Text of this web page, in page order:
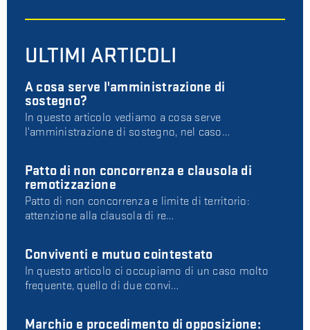
ULTIMI ARTICOLI
A cosa serve l'amministrazione di
sostegno?
In questo articolo vediamo a cosa serve
l'amministrazione di sostegno, nel caso…
Patto di non concorrenza e clausola di
remotizzazione
Patto di non concorrenza e limite di territorio:
attenzione alla clausola di re…
Conviventi e mutuo cointestato
In questo articolo ci occupiamo di un caso molto
frequente, quello di due convi…
Marchio e procedimento di opposizione: